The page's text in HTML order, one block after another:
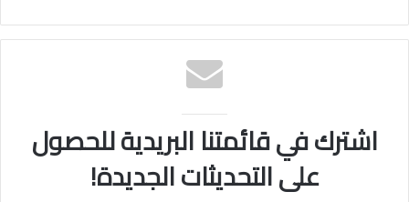
اشترك في قائمتنا البريدية للحصول
على التحديثات الجديدة!